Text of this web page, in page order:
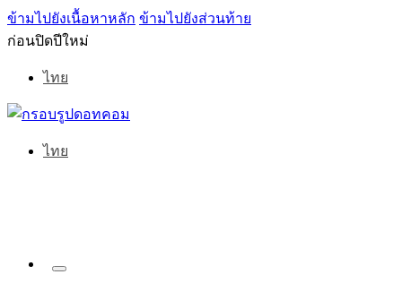
ข้ามไปยังเนื้อหาหลัก ข้ามไปยังส่วนท้าย
ก่อนปิดปีใหม่
ไทย
ไทย